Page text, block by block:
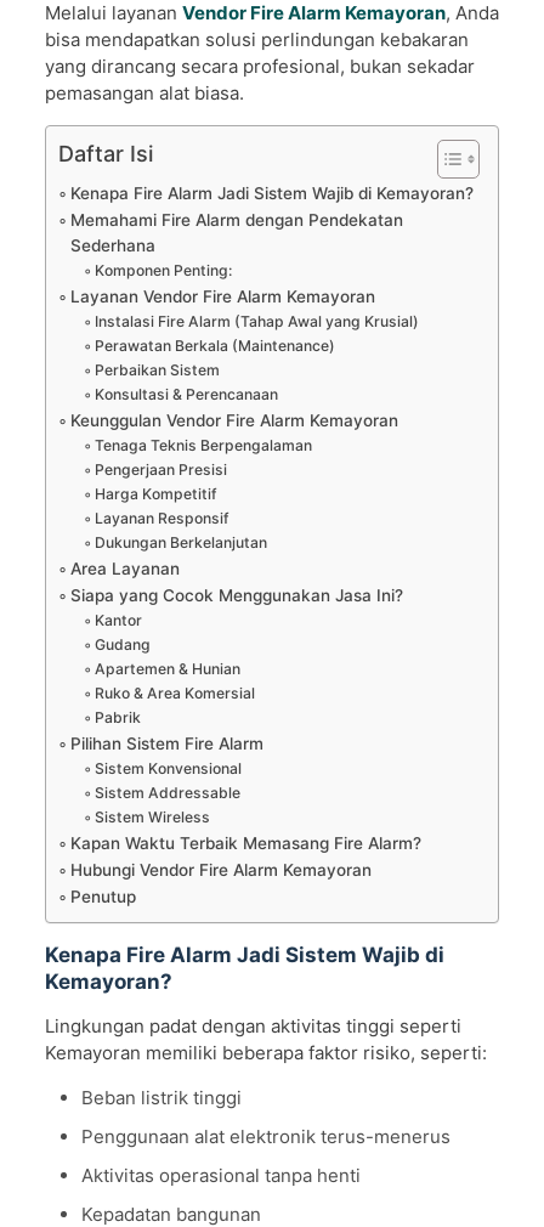
Melalui layanan Vendor Fire Alarm Kemayoran, Anda
bisa mendapatkan solusi perlindungan kebakaran
yang dirancang secara profesional, bukan sekadar
pemasangan alat biasa.
Daftar Isi
Kenapa Fire Alarm Jadi Sistem Wajib di Kemayoran?
Memahami Fire Alarm dengan Pendekatan
Sederhana
Komponen Penting:
Layanan Vendor Fire Alarm Kemayoran
Instalasi Fire Alarm (Tahap Awal yang Krusial)
Perawatan Berkala (Maintenance)
Perbaikan Sistem
Konsultasi & Perencanaan
Keunggulan Vendor Fire Alarm Kemayoran
Tenaga Teknis Berpengalaman
Pengerjaan Presisi
Harga Kompetitif
Layanan Responsif
Dukungan Berkelanjutan
Area Layanan
Siapa yang Cocok Menggunakan Jasa Ini?
Kantor
Gudang
Apartemen & Hunian
Ruko & Area Komersial
Pabrik
Pilihan Sistem Fire Alarm
Sistem Konvensional
Sistem Addressable
Sistem Wireless
Kapan Waktu Terbaik Memasang Fire Alarm?
Hubungi Vendor Fire Alarm Kemayoran
Penutup
Kenapa Fire Alarm Jadi Sistem Wajib di
Kemayoran?
Lingkungan padat dengan aktivitas tinggi seperti
Kemayoran memiliki beberapa faktor risiko, seperti:
Beban listrik tinggi
Penggunaan alat elektronik terus-menerus
Aktivitas operasional tanpa henti
Kepadatan bangunan